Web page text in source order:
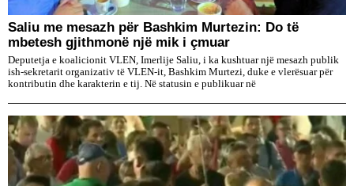
Saliu me mesazh për Bashkim Murtezin: Do të
mbetesh gjithmonë një mik i çmuar
Deputetja e koalicionit VLEN, Imerlije Saliu, i ka kushtuar një mesazh publik
ish-sekretarit organizativ të VLEN-it, Bashkim Murtezi, duke e vlerësuar për
kontributin dhe karakterin e tij. Në statusin e publikuar në